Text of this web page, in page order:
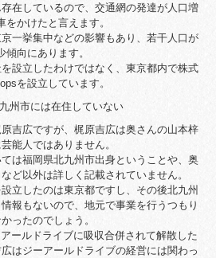
在しているので、交通網の発達が人口増
をかけたと言えます。
一挙集中などの影響もあり、若干人口が
傾向にあります。
設立したわけではなく、東京都内で株式
を設立しています。
州市には在住していない
吉広ですが、梶原吉広は奥さんの山本梓
能人ではありません。
は福岡県北九州市出身ということや、奥
ど以外は詳しく記載されていません。
立したのは東京都ですし、その後北九州
報もないので、地元で事業を行うつもり
ったのでしょう。
ールドライブに吸収合併されて解散した
はジーアールドライブの経営には関わっ